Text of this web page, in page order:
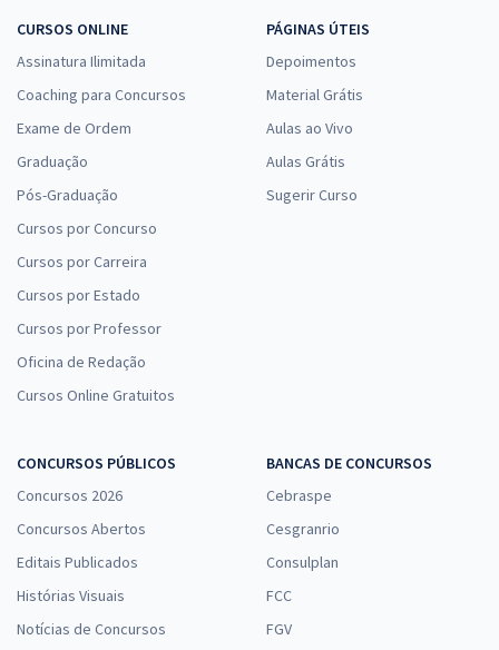
CURSOS ONLINE
Assinatura Ilimitada
Coaching para Concursos
Exame de Ordem
Graduação
Pós-Graduação
Cursos por Concurso
Cursos por Carreira
Cursos por Estado
Cursos por Professor
Oficina de Redação
Cursos Online Gratuitos
PÁGINAS ÚTEIS
Depoimentos
Material Grátis
Aulas ao Vivo
Aulas Grátis
Sugerir Curso
CONCURSOS PÚBLICOS
Concursos 2026
Concursos Abertos
Editais Publicados
Histórias Visuais
Notícias de Concursos
BANCAS DE CONCURSOS
Cebraspe
Cesgranrio
Consulplan
FCC
FGV